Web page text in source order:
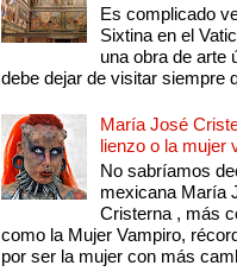
Es complicado
Sixtina en el
una obra de arte
debe dejar de visitar siempre
María José
lienzo o la mujer
No sabríamos
mexicana María
Cristerna , más
como la Mujer Vampiro,
por ser la mujer con más